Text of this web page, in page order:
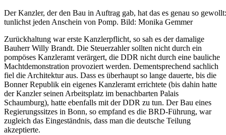
Der Kanzler, der den Bau in Auftrag gab, hat das es genau so
tunlichst jeden Anschein von Pomp. Bild: Monika Gemmer
Zurückhaltung war erste Kanzlerpflicht, so sah es der damalige
Bauherr Willy Brandt. Die Steuerzahler sollten nicht durch ein
pompöses Kanzleramt verärgert, die DDR nicht durch eine bauliche
Machtdemonstration provoziert werden. Dementsprechend sachlich
fiel die Architektur aus. Dass es überhaupt so lange dauerte, bis die
Bonner Republik ein eigenes Kanzleramt errichtete (bis dahin hatte
der Kanzler seinen Arbeitsplatz im benachbarten Palais
Schaumburg), hatte ebenfalls mit der DDR zu tun. Der Bau eines
Regierungssitzes in Bonn, so empfand es die BRD-Führung, war
zugleich das Eingeständnis, dass man die deutsche Teilung
akzeptierte.